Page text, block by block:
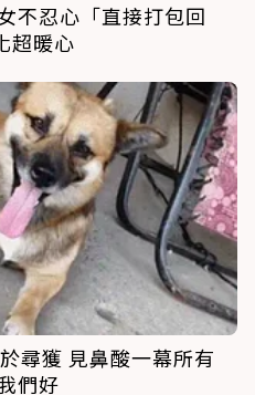
不忍心「直接打包回
超暖心
尋獲 見鼻酸一幕所有
們好